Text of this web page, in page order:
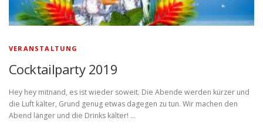
VERANSTALTUNG
Cocktailparty 2019
Hey hey mitnand, es ist wieder soweit. Die Abende werden kürzer und
die Luft kälter, Grund genug etwas dagegen zu tun. Wir machen den
Abend länger und die Drinks kälter! …